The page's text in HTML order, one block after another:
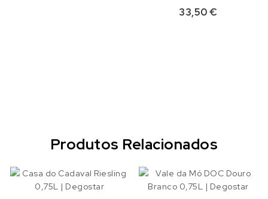
33,50€
Produtos Relacionados